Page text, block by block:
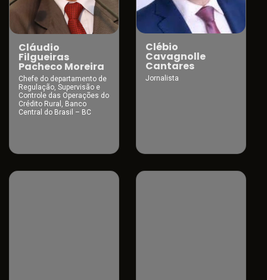
Cláudio
Filgueiras
Pacheco Moreira
Chefe do departamento de
Regulação, Supervisão e
Controle das Operações do
Crédito Rural, Banco
Central do Brasil – BC
Clébio
Cavagnolle
Cantares
Jornalista